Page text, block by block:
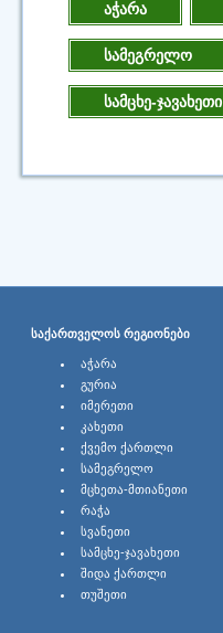
აჭარა
სამეგრელო
სამცხე-ჯავახეთი
ᲡᲐᲥᲐᲠᲗᲕᲔᲚᲝᲡ ᲠᲔᲒᲘᲝᲜᲔᲑᲘ
ᲐᲭᲐᲠᲐ
ᲒᲣᲠᲘᲐ
ᲘᲛᲔᲠᲔᲗᲘ
ᲙᲐᲮᲔᲗᲘ
ᲥᲕᲔᲛᲝ ᲥᲐᲠᲗᲚᲘ
ᲡᲐᲛᲔᲒᲠᲔᲚᲝ
ᲛᲪᲮᲔᲗᲐ-ᲛᲗᲘᲐᲜᲔᲗᲘ
ᲠᲐᲭᲐ
ᲡᲕᲐᲜᲔᲗᲘ
ᲡᲐᲛᲪᲮᲔ-ᲯᲐᲕᲐᲮᲔᲗᲘ
ᲨᲘᲓᲐ ᲥᲐᲠᲗᲚᲘ
ᲗᲣᲨᲔᲗᲘ